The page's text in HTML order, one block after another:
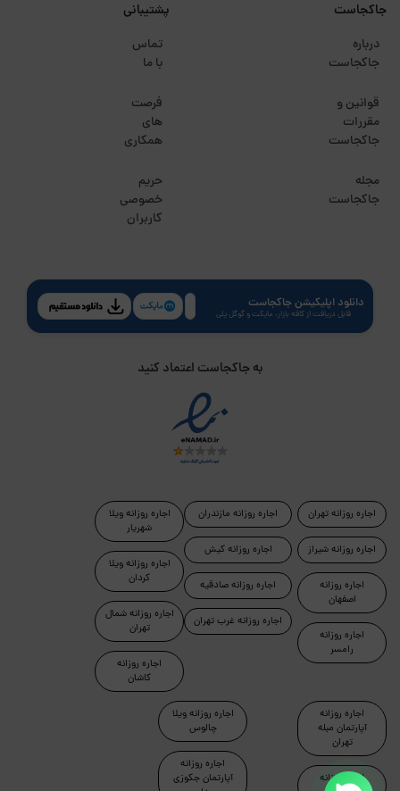
جاکجاست
درباره
جاکجاست
قوانین و
مقررات
جاکجاست
مجله
جاکجاست
پشتیبانی
تماس
با ما
فرصت
های
همکاری
حریم
خصوصی
کاربران
دانلود اپلیکیشن جاکجاست
قابل دریافت از کافه بازار، مایکت و گوگل پلی
به جاکجاست اعتماد کنید
اجاره روزانه تهران
اجاره روزانه شیراز
اجاره روزانه
اصفهان
اجاره روزانه
رامسر
اجاره روزانه مازندران
اجاره روزانه کیش
اجاره روزانه صادقیه
اجاره روزانه غرب تهران
اجاره روزانه ویلا
شهریار
اجاره روزانه ویلا
کردان
اجاره روزانه شمال
تهران
اجاره روزانه
کاشان
اجاره روزانه
آپارتمان مبله
تهران
اجاره روزانه
اجاره روزانه ویلا
چالوس
اجاره روزانه
آپارتمان جکوزی